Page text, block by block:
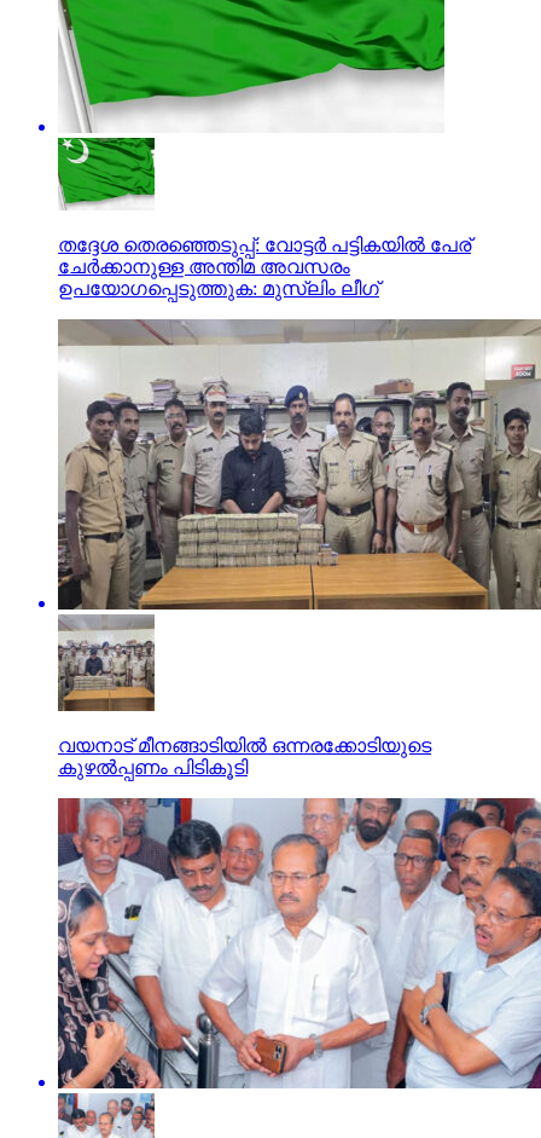
തദ്ദേശ തെരഞ്ഞെടുപ്പ്: വോട്ടര്‍ പട്ടികയില്‍ പേര്
ചേര്‍ക്കാനുള്ള അന്തിമ അവസരം
ഉപയോഗപ്പെടുത്തുക: മുസ്‌ലിം ലീഗ്‌
വയനാട് മീനങ്ങാടിയില്‍ ഒന്നരക്കോടിയുടെ
കുഴല്‍പ്പണം പിടികൂടി